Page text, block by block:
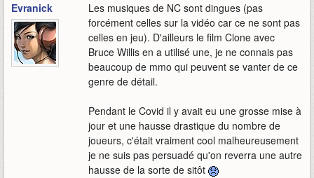
Evranick
Les musiques de NC sont dingues (pas
forcément celles sur la vidéo car ce ne sont pas
celles en jeu). D'ailleurs le film Clone avec
Bruce Willis en a utilisé une, je ne connais pas
beaucoup de mmo qui peuvent se vanter de ce
genre de détail.
Pendant le Covid il y avait eu une grosse mise à
jour et une hausse drastique du nombre de
joueurs, c'était vraiment cool malheureusement
je ne suis pas persuadé qu'on reverra une autre
hausse de la sorte de sitôt